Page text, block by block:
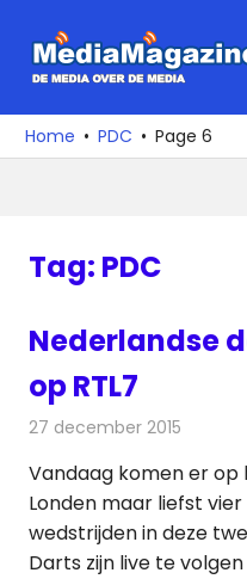
naar
media
over
Home PDC Page 6
Tag: PDC
Nederlandse
op RTL7
27 december 2015
Vandaag komen er op
Londen maar liefst
wedstrijden in deze
Darts zijn live te volgen